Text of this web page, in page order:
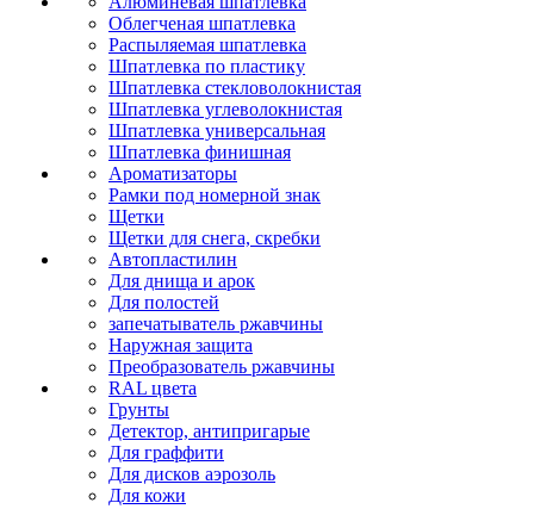
Облегченая шпатлевка
Распыляемая шпатлевка
Шпатлевка по пластику
Шпатлевка стекловолокнистая
Шпатлевка углеволокнистая
Шпатлевка универсальная
Шпатлевка финишная
Ароматизаторы
Рамки под номерной знак
Щетки
Щетки для снега, скребки
Автопластилин
Для днища и арок
Для полостей
запечатыватель ржавчины
Наружная защита
Преобразователь ржавчины
RAL цвета
Грунты
Детектор, антипригарые
Для граффити
Для дисков аэрозоль
Для кожи